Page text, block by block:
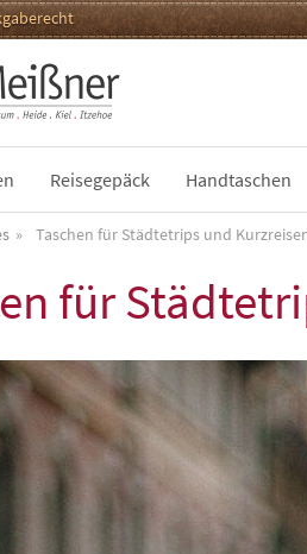
Reisegepäck Handtaschen
Taschen für Städtetrips und
für